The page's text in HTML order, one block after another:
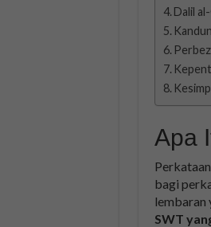
Dalil
Apa
Perkataan
bagi
lembaran
SWT